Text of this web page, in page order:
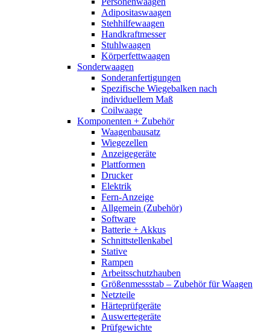
Adipositaswaagen
Stehhilfewaagen
Handkraftmesser
Stuhlwaagen
Körperfettwaagen
Sonderwaagen
Sonderanfertigungen
Spezifische Wiegebalken nach
individuellem Maß
Coilwaage
Komponenten + Zubehör
Waagenbausatz
Wiegezellen
Anzeigegeräte
Plattformen
Drucker
Elektrik
Fern-Anzeige
Allgemein (Zubehör)
Software
Batterie + Akkus
Schnittstellenkabel
Stative
Rampen
Arbeitsschutzhauben
Größenmessstab – Zubehör für Waagen
Netzteile
Härteprüfgeräte
Auswertegeräte
Prüfgewichte